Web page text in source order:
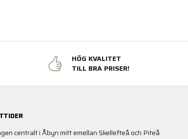
HÖG KVALITET
TILL BRA PRISER!
centralt i Åbyn mitt emellan Skellefteå och Piteå